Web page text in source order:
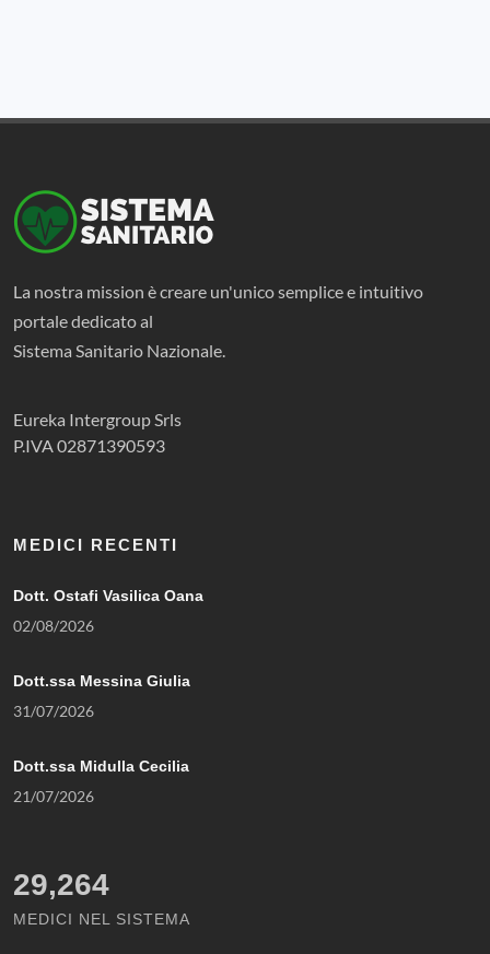
La nostra mission è creare un'unico semplice e intuitivo
portale dedicato al
Sistema Sanitario Nazionale.
Eureka Intergroup Srls
P.IVA 02871390593
MEDICI RECENTI
Dott. Ostafi Vasilica Oana
02/08/2026
Dott.ssa Messina Giulia
31/07/2026
Dott.ssa Midulla Cecilia
21/07/2026
29,264
MEDICI NEL SISTEMA